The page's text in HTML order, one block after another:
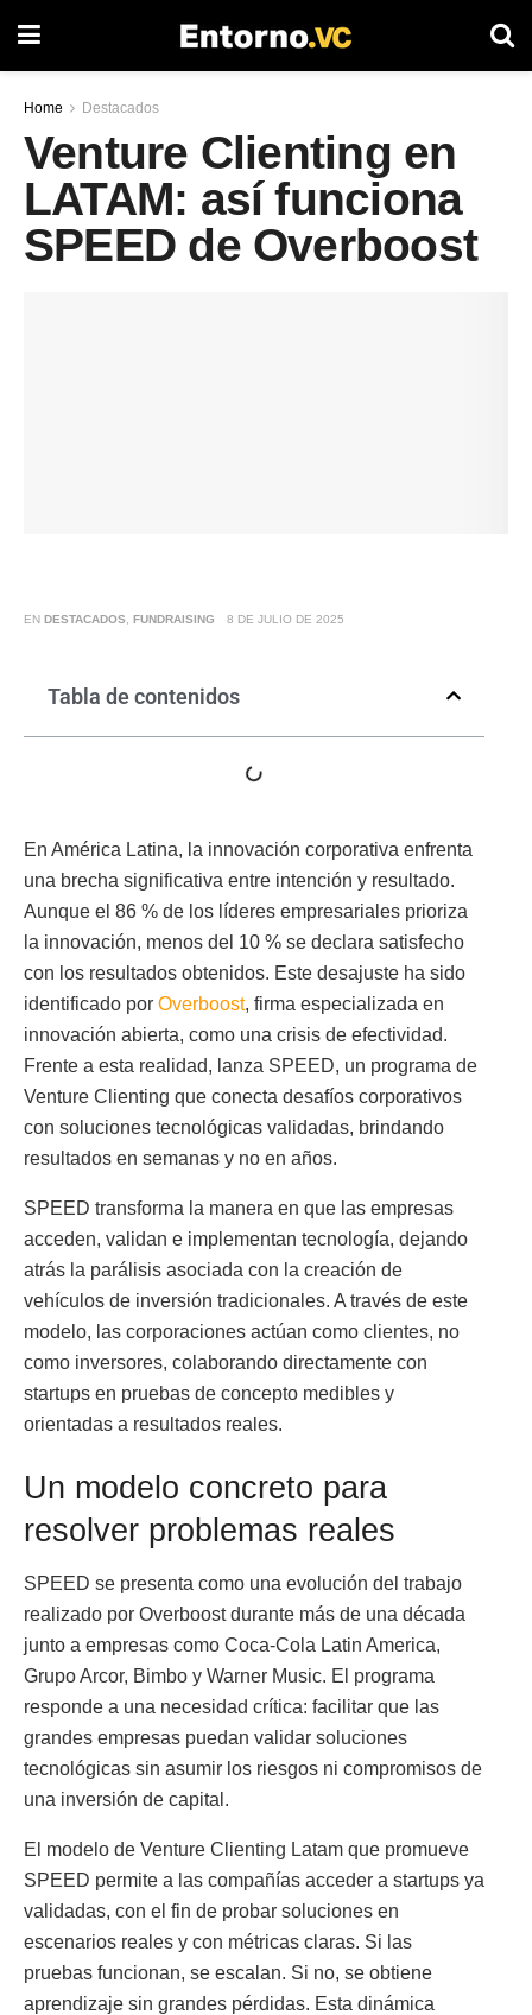
Home Destacados
Venture Clienting en
LATAM: así funciona
SPEED de Overboost
EN DESTACADOS FUNDRAISING 8 DE JULIO DE 2025
Tabla de contenidos
En América Latina, la innovación corporativa enfrenta
una brecha significativa entre intención y resultado.
Aunque el 86 % de los líderes empresariales prioriza
la innovación, menos del 10 % se declara satisfecho
con los resultados obtenidos. Este desajuste ha sido
identificado por Overboost, firma especializada en
innovación abierta, como una crisis de efectividad.
Frente a esta realidad, lanza SPEED, un programa de
Venture Clienting que conecta desafíos corporativos
con soluciones tecnológicas validadas, brindando
resultados en semanas y no en años.
SPEED transforma la manera en que las empresas
acceden, validan e implementan tecnología, dejando
atrás la parálisis asociada con la creación de
vehículos de inversión tradicionales. A través de este
modelo, las corporaciones actúan como clientes, no
como inversores, colaborando directamente con
startups en pruebas de concepto medibles y
orientadas a resultados reales.
Un modelo concreto para
resolver problemas reales
SPEED se presenta como una evolución del trabajo
realizado por Overboost durante más de una década
junto a empresas como Coca-Cola Latin America,
Grupo Arcor, Bimbo y Warner Music. El programa
responde a una necesidad crítica: facilitar que las
grandes empresas puedan validar soluciones
tecnológicas sin asumir los riesgos ni compromisos de
una inversión de capital.
El modelo de Venture Clienting Latam que promueve
SPEED permite a las compañías acceder a startups ya
validadas, con el fin de probar soluciones en
escenarios reales y con métricas claras. Si las
pruebas funcionan, se escalan. Si no, se obtiene
aprendizaje sin grandes pérdidas. Esta dinámica